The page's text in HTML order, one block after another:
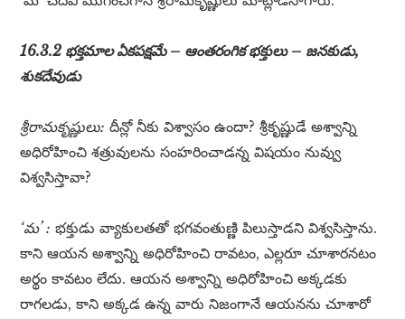
16.3.2 భక్తమాల ఏకపక్షమే – ఆంతరంగిక భక్తులు – జనకుడు,
శుకదేవుడు
శ్రీరామకృష్ణులు: దీన్లో నీకు విశ్వాసం ఉందా? శ్రీకృష్ణుడే అశ్వాన్ని
అధిరోహించి శత్రువులను సంహరించాడన్న విషయం నువ్వు
విశ్వసిస్తావా?
‘మ’ : భక్తుడు వ్యాకులతతో భగవంతుణ్ణి పిలుస్తాడని విశ్వసిస్తాను.
కాని ఆయన అశ్వాన్ని అధిరోహించి రావటం, ఎల్లరూ చూశారనటం
అర్థం కావటం లేదు. ఆయన అశ్వాన్ని అధిరోహించి అక్కడకు
రాగలడు, కాని అక్కడ ఉన్న వారు నిజంగానే ఆయనను చూశారో